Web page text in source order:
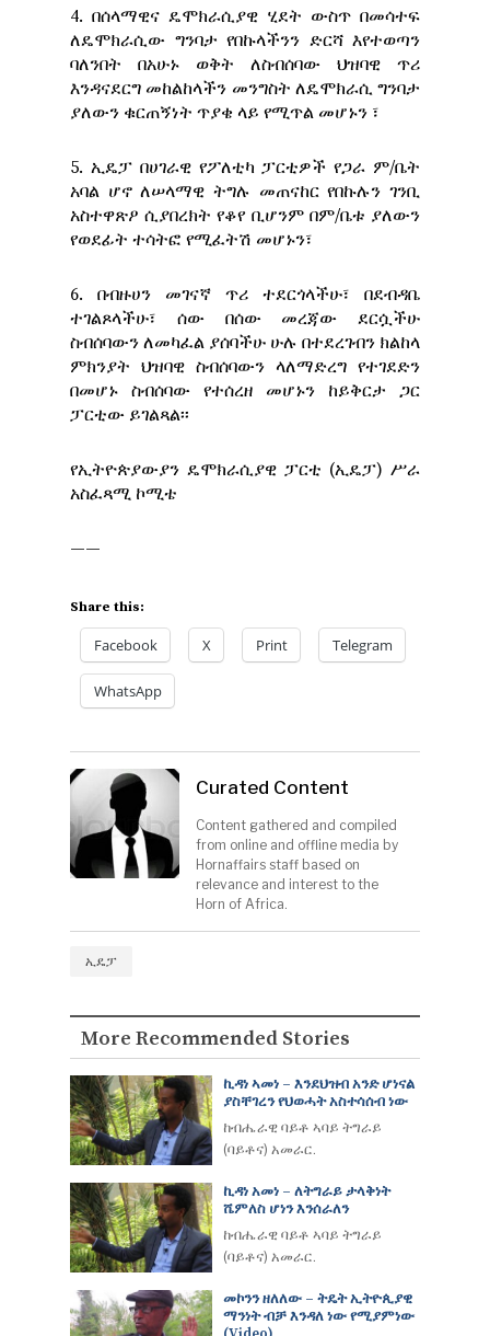
4. በሰላማዊና ዴሞክራሲያዊ ሂደት ውስጥ በመሳተፍ
ለዴሞክራሲው ግንባታ የበኩላችንን ድርሻ እየተወጣን
ባለንበት በአሁኑ ወቅት ለስብሰባው ህዝባዊ ጥሪ
እንዳናደርግ መከልከላችን መንግስት ለዴሞክራሲ ግንባታ
ያለውን ቁርጠኝነት ጥያቄ ላይ የሚጥል መሆኑን ፣
5. ኢዴፓ በሀገራዊ የፖለቲካ ፓርቲዎች የጋራ ም/ቤት
አባል ሆኖ ለሠላማዊ ትግሉ መጠናከር የበኩሉን ገንቢ
አስተዋጽዖ ሲያበረክት የቆየ ቢሆንም በም/ቤቱ ያለውን
የወደፊት ተሳትፎ የሚፈትሽ መሆኑን፣
6. በብዙሀን መገናኛ ጥሪ ተደርጎላችሁ፣ በደብዳቤ
ተገልጾላችሁ፣ ሰው በሰው መረጃው ደርሷችሁ
ስብሰባውን ለመካፈል ያሰባችሁ ሁሉ በተደረገብን ክልከላ
ምክንያት ህዝባዊ ስብሰባውን ላለማድረግ የተገደድን
በመሆኑ ስብሰባው የተሰረዘ መሆኑን ከይቅርታ ጋር
ፓርቲው ይገልጻል፡፡
የኢትዮጵያውያን ዴሞክራሲያዊ ፓርቲ (ኢዴፓ) ሥራ
አስፈጻሚ ኮሚቴ
——
Share this:
Facebook X Print Telegram
WhatsApp
Curated Content
Content gathered and compiled
from online and offline media by
Hornaffairs staff based on
relevance and interest to the
Horn of Africa.
ኢዴፓ
More Recommended Stories
ኪዳነ ኣመነ – እንደህዝብ አንድ ሆነናል
ያስቸገረን የህወሓት አስተሳሰብ ነው
ከብሔራዊ ባይቶ ኣባይ ትግራይ
(ባይቶና) አመራር.
ኪዳነ አመነ – ለትግራይ ታላቅነት
ሼምለስ ሆነን እንሰራለን
ከብሔራዊ ባይቶ ኣባይ ትግራይ
(ባይቶና) አመራር.
መኮንን ዘለለው – ትዴት ኢትዮጲያዊ
ማንነት ብቻ እንዳለ ነው የሚያምነው